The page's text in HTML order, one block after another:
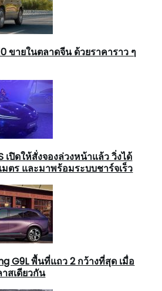
ขายในตลาดจีน ด้วยราคาราว ๆ
เปิดให้สั่งจองล่วงหน้าแล้ว วิ่งได้
มตร และมาพร้อมระบบชาร์จเร็ว
G9L พื้นที่แถว 2 กว้างที่สุด เมื่อ
สเดียวกัน